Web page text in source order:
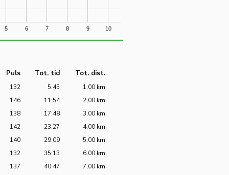
5 6 7 8 9 10
Puls Tot. tid Tot. dist.
132 5:45
1,00 km
146 11:54
2,00 km
138 17:48
3,00 km
142 23:27
4,00 km
140 29:09
5,00 km
132 35:13
6,00 km
137 40:47
7,00 km